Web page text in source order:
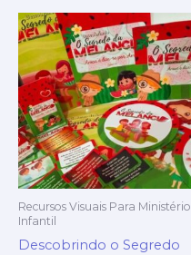
Recursos Visuais Para Ministério
Infantil
Descobrindo o Segredo